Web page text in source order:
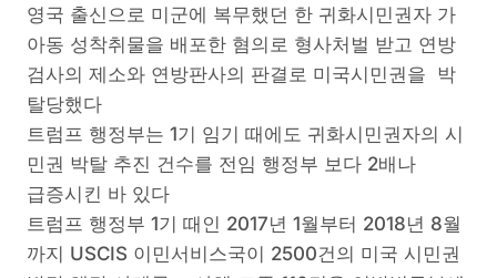
영국 출신으로 미군에 복무했던 한 귀화시민권자 가
아동 성착취물을 배포한 혐의로 형사처벌 받고 연방
검사의 제소와 연방판사의 판결로 미국시민권을 박
탈당했다
트럼프 행정부는 1기 임기 때에도 귀화시민권자의 시
민권 박탈 추진 건수를 전임 행정부 보다 2배나
급증시킨 바 있다
트럼프 행정부 1기 때인 2017년 1월부터 2018년 8월
까지 USCIS 이민서비스국이 2500건의 미국 시민권